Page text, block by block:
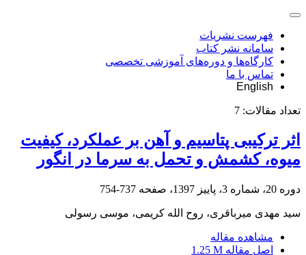
فهرست نشریات
سامانه نشر کتاب
کارگاه‌ها و دوره‌های آموزشی تخصصی
تماس با ما
English
تعداد مقالات: 7
اثر ترکیبی پتاسیم و آهن بر عملکرد، کیفیت‌
میوه، کشمش و تحمل به‌ سرما در انگور
دوره 20، شماره 3، پاییز 1397، صفحه 737-754
سید مهدی میرباقری، روح الله کریمی، موسی رسولی
مشاهده مقاله
اصل مقاله 1.25 M